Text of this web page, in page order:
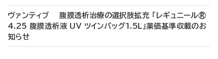
ヴァンティブ 腹膜透析治療の選択肢拡充 「レギュニール®
4.25 腹膜透析液 UV ツインバッグ1.5L」薬価基準収載のお
知らせ